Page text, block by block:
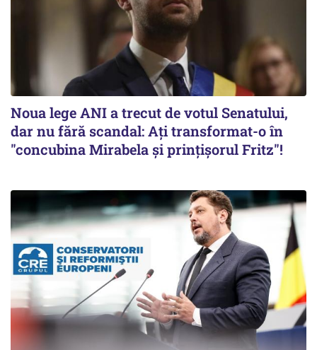
Noua lege ANI a trecut de votul Senatului,
dar nu fără scandal: Ați transformat-o în
"concubina Mirabela şi prinţişorul Fritz"!